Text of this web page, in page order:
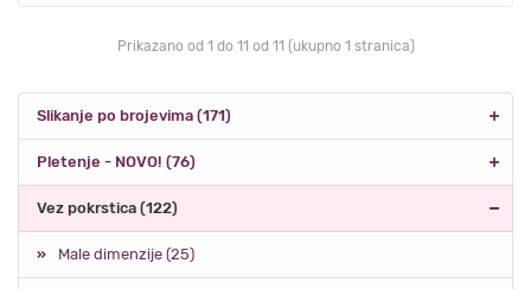
Prikazano od 1 do 11 od 11 (ukupno 1 stranica)
Slikanje po brojevima (171)
Pletenje - NOVO! (76)
Vez pokrstica (122)
Male dimenzije (25)